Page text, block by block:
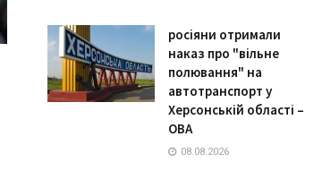
росіяни отримали
наказ про "вільне
полювання" на
автотранспорт у
Херсонській області –
ОВА
08.08.2026